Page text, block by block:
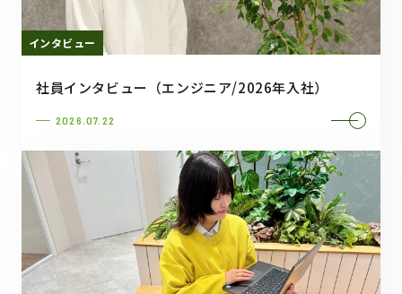
インタビュー
社員インタビュー（エンジニア/2026年入社）
2026.07.22